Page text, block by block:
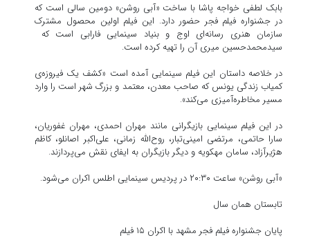
بابک لطفی خواجه پاشا با ساخت «آبی روشن» دومین سالی است که
در جشنواره فیلم فجر حضور دارد. این فیلم اولین محصول مشترک
سازمان هنری رسانه‌ای اوج و بنیاد سینمایی فارابی است که
سیدمحمدحسین میری آن را تهیه کرده است.
در خلاصه داستان این فیلم سینمایی آمده است «کشف یک فیروزه‌ی
کمیاب زندگی یونس که صاحب معدن، معتمد و بزرگ شهر است را وارد
مسیر مخاطره‌آمیزی می‌کند».
در این فیلم سینمایی بازیگرانی مانند مهران احمدی، مهران غفوریان،
سارا حاتمی، مرتضی امینی‌تبار، روح‌الله زمانی، علی‌اکبر اصانلو، کاظم
هژیرآزاد، سامان مهکویه و دیگر بازیگران به ایفای نقش می‌پردازند.
«آبی روشن» ساعت ۲۰:۳۰ در پردیس سینمایی اطلس اکران می‌شود.
تابستان همان سال
پایان جشنواره فیلم فجر مشهد با اکران ۱۵ فیلم